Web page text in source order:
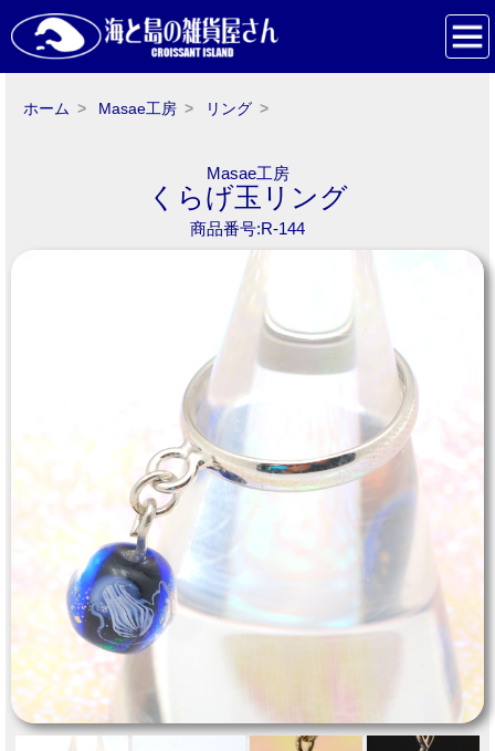
ホーム Masae工房 リング
Masae工房
くらげ玉リング
商品番号:R-144